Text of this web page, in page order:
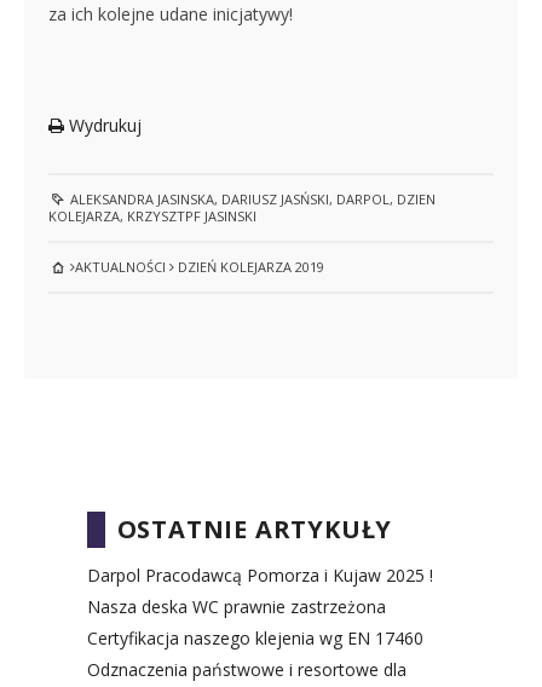
za ich kolejne udane inicjatywy!
Wydrukuj
ALEKSANDRA JASINSKA, DARIUSZ JASŃSKI, DARPOL , DZIEN
KOLEJARZA, KRZYSZTPF JASINSKI
AKTUALNOŚCI DZIEŃ KOLEJARZA 2019
OSTATNIE ARTYKUŁY
Darpol Pracodawcą Pomorza i Kujaw 2025 !
Nasza deska WC prawnie zastrzeżona
Certyfikacja naszego klejenia wg EN 17460
Odznaczenia państwowe i resortowe dla